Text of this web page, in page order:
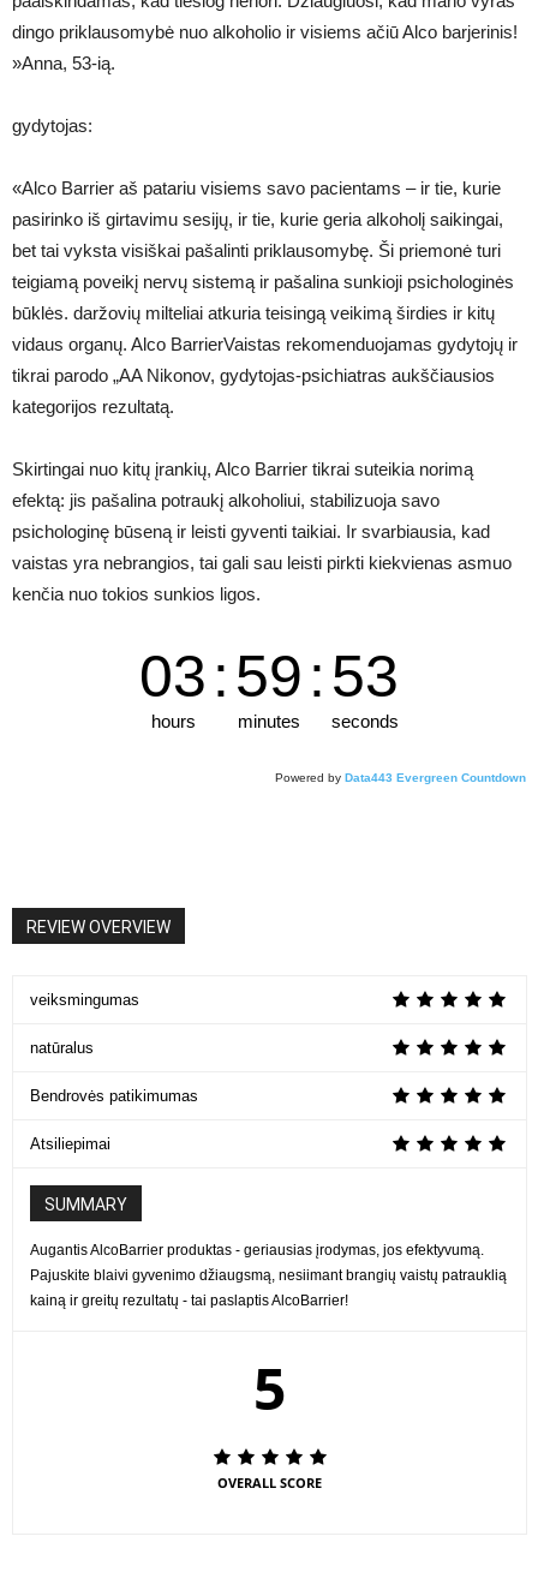
dingo priklausomybė nuo alkoholio ir visiems ačiū Alco barjerinis!
»Anna, 53-ią.
gydytojas:
«Alco Barrier aš patariu visiems savo pacientams – ir tie, kurie
pasirinko iš girtavimu sesijų, ir tie, kurie geria alkoholį saikingai,
bet tai vyksta visiškai pašalinti priklausomybę. Ši priemonė turi
teigiamą poveikį nervų sistemą ir pašalina sunkioji psichologinės
būklės. daržovių milteliai atkuria teisingą veikimą širdies ir kitų
vidaus organų. Alco BarrierVaistas rekomenduojamas gydytojų ir
tikrai parodo „AA Nikonov, gydytojas-psichiatras aukščiausios
kategorijos rezultatą.
Skirtingai nuo kitų įrankių, Alco Barrier tikrai suteikia norimą
efektą: jis pašalina potraukį alkoholiui, stabilizuoja savo
psichologinę būseną ir leisti gyventi taikiai. Ir svarbiausia, kad
vaistas yra nebrangios, tai gali sau leisti pirkti kiekvienas asmuo
kenčia nuo tokios sunkios ligos.
03
hours
:59
minutes
:53
seconds
Powered by Data443 Evergreen Countdown
REVIEW OVERVIEW
veiksmingumas
natūralus
Bendrovės patikimumas
Atsiliepimai
SUMMARY
Augantis AlcoBarrier produktas - geriausias įrodymas, jos efektyvumą.
Pajuskite blaivi gyvenimo džiaugsmą, nesiimant brangių vaistų patrauklią
kainą ir greitų rezultatų - tai paslaptis AlcoBarrier!
5
OVERALL SCORE